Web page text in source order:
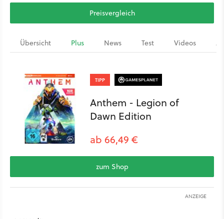
Preisvergleich
Übersicht Plus News Test Videos
TIPP
Anthem - Legion of
Dawn Edition
ab 66,49 €
zum Shop
ANZEIGE